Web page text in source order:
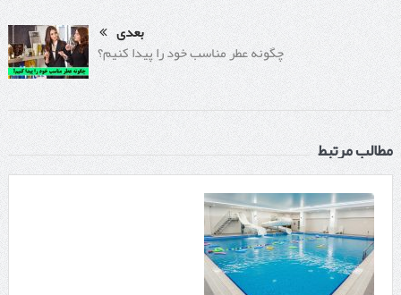
بعدی
چگونه عطر مناسب خود را پیدا کنیم؟
مطالب مرتبط